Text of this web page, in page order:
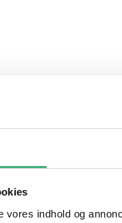
vores indhold og